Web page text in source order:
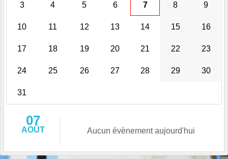
3 4 5 6 7 8 9
10 11 12 13 14 15 16
17 18 19 20 21 22 23
24 25 26 27 28 29 30
31
07
AOÛT Aucun évènement aujourd'hui